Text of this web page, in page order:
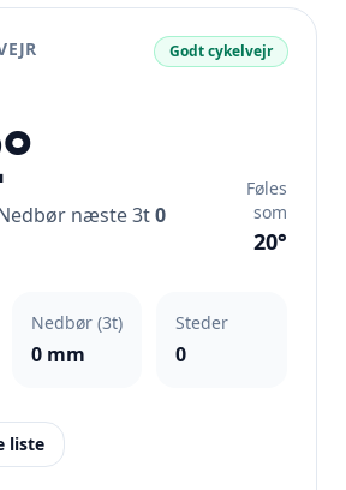
Godt cykelvejr
Nedbør næste 3t0
Føles
som
20°
Nedbør (3t)
0 mm
Steder
0
liste